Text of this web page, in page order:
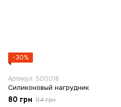
−30%
Артикул: 500016
Силиконовый нагрудник
80 грн 114 грн